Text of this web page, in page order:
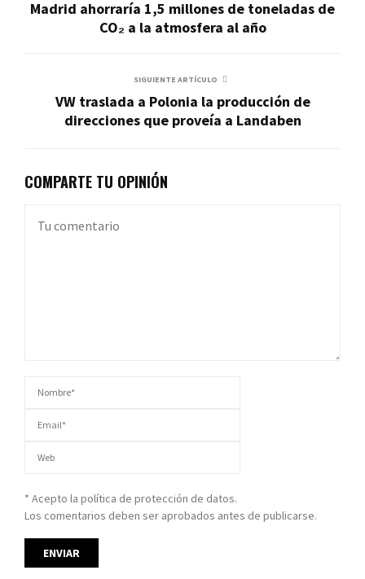
Madrid ahorraría 1,5 millones de toneladas de
CO₂ a la atmosfera al año
SIGUIENTE ARTÍCULO
VW traslada a Polonia la producción de
direcciones que proveía a Landaben
COMPARTE TU OPINIÓN
* Acepto la política de protección de datos.
Los comentarios deben ser aprobados antes de publicarse.